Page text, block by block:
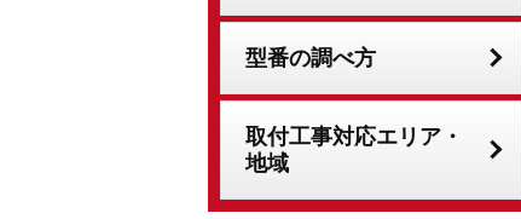
型番の調べ方
取付工事対応エリア・
地域